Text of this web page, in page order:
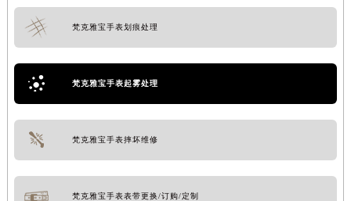
梵克雅宝手表划痕处理
梵克雅宝手表起雾处理
梵克雅宝手表摔坏维修
梵克雅宝手表表带更换/订购/定制